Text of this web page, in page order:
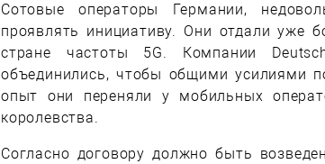
Сотовые операторы Германии,
проявлять инициативу. Они отдали уже
стране частоты 5G. Компании
объединились, чтобы общими усилиями
опыт они переняли у мобильных
королевства.
Согласно договору должно быть